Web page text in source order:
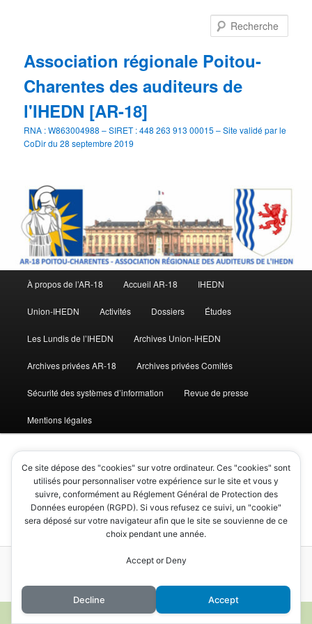
Association régionale Poitou-
Charentes des auditeurs de
l'IHEDN [AR-18]
RNA : W863004988 – SIRET : 448 263 913 00015 – Site validé par le
CoDir du 28 septembre 2019
principal
À propos de l’AR-18 Accueil AR-18 IHEDN
Union-IHEDN Activités Dossiers Études
Les Lundis de l’IHEDN Archives Union-IHEDN
Archives privées AR-18 Archives privées Comités
Sécurité des systèmes d’information Revue de presse
Mentions légales
AR-18 / Comité 16
Ce site dépose des "cookies" sur votre ordinateur. Ces "cookies" sont
utilisés pour personnaliser votre expérience sur le site et vous y
suivre, conformément au Réglement Général de Protection des
Données européen (RGPD). Si vous refusez ce suivi, un "cookie"
sera déposé sur votre navigateur afin que le site se souvienne de ce
choix pendant une année.
Accept or Deny
Decline Accept